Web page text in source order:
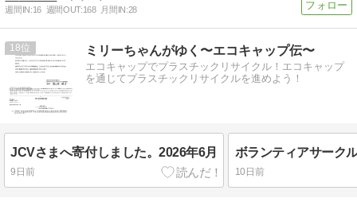
週間IN:16 週間OUT:168 月間IN:28
18 ミリーちゃんがゆく〜エコキャップ伝〜
エコキャップでプラスチックリサイクル！エコキャップ
を通じてプラスチックリサイクルを進めよう！
JCVさまへ寄付しました。2026年6月
9日前 10日前